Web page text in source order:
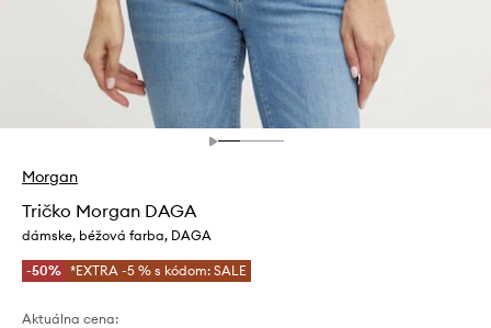
Morgan
Tričko Morgan DAGA
dámske, béžová farba, DAGA
-50% *EXTRA -5 % s kódom: SALE
Aktuálna cena: